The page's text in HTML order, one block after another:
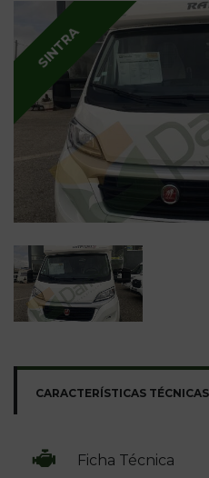
SINTRA
CARACTERÍSTICAS TÉCNICAS
Ficha Técnica